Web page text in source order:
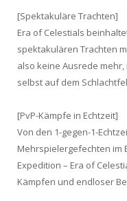
[Spektakuläre Trachten]
Era of Celestials
spektakulären Trachten
also keine Ausrede
selbst auf dem
[PvP-Kämpfe in Echtzeit]
Von den 1-gegen-1-
Mehrspielergefechten im
Expedition – Era of
Kämpfen und endloser